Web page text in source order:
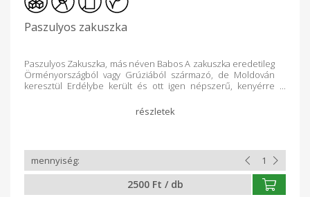
Paszulyos zakuszka
Paszulyos Zakuszka, más néven Babos A zakuszka eredetileg
Örményországból vagy Grúziából származó, de Moldován
keresztül Erdélybe került és ott igen népszerű, kenyérre
amely felhasználható az ételek ízesítésére, illetve
tésztaételekhez is hozzáadott mártásként. Összetevők:
napraforgóolaj, Na-Benzoát.
2500 Ft / db